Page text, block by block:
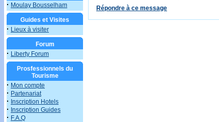
· Moulay Bousselham
Guides et Visites
· Lieux à visiter
Forum
· Liberty Forum
Prosfessionnels du
Tourisme
· Mon compte
· Partenariat
· Inscription Hotels
· Inscription Guides
· F.A.Q
Répondre à ce message